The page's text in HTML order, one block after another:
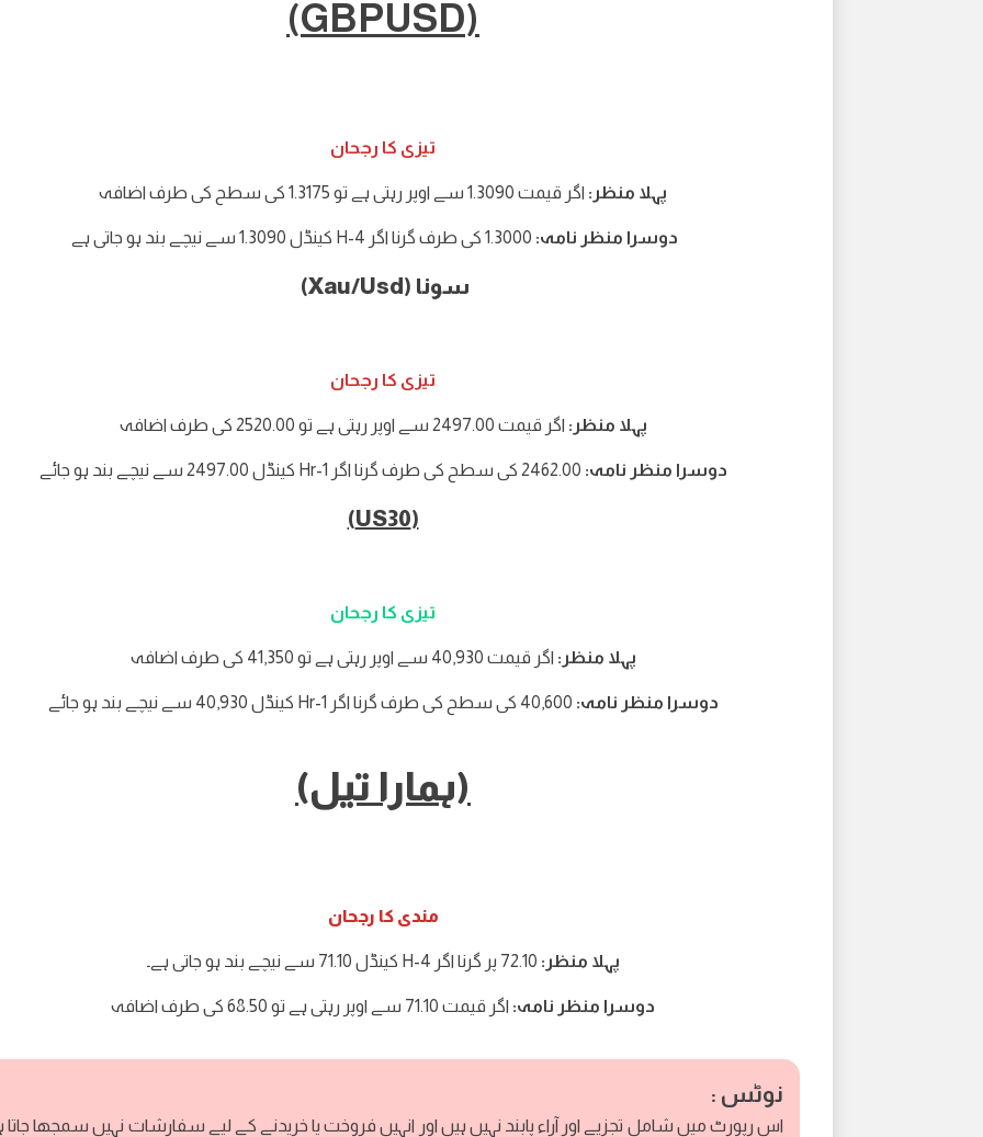
(GBPUSD)
تیزی کا رجحان
پہلا منظر: اگر قیمت 1.3090 سے اوپر رہتی ہے تو 1.3175 کی سطح کی طرف اضافہ
دوسرا منظر نامہ:
سونا (Xau/Usd)
تیزی کا رجحان
پہلا منظر: اگر قیمت 2497.00 سے اوپر رہتی ہے تو 2520.00 کی طرف اضافہ
دوسرا منظر نامہ: 2462.00 کی سطح کی طرف گرنا اگر 1-Hr کینڈل 2497.00 سے نیچے بند ہو جائے
(US30)
تیزی کا رجحان
پہلا منظر: اگر قیمت 40,930 سے اوپر رہتی ہے تو 41,350 کی طرف اضافہ
دوسرا منظر نامہ: 40,600 کی سطح کی طرف گرنا اگر 1-Hr کینڈل 40,930 سے نیچے بند ہو جائے
(ہمارا تیل)
مندی کا رجحان
پہلا منظر: 72.10 پر گرنا اگر 4-H کینڈل 71.10 سے نیچے بند ہو جاتی ہے۔
دوسرا منظر نامہ: اگر قیمت 71.10 سے اوپر رہتی ہے تو 68.50 کی طرف اضافہ
نوٹس :
اس رپورٹ میں شامل تجزیے اور آراء پابند نہیں ہیں اور انہیں فروخت یا خریدنے کے لیے سفارشات نہیں سمجھا جاتا